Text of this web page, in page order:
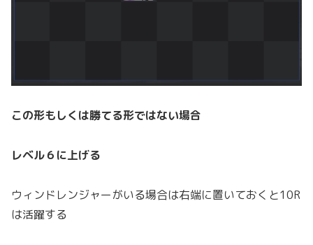
この形もしくは勝てる形ではない場合
レベル６に上げる
ウィンドレンジャーがいる場合は右端に置いておくと10R
は活躍する